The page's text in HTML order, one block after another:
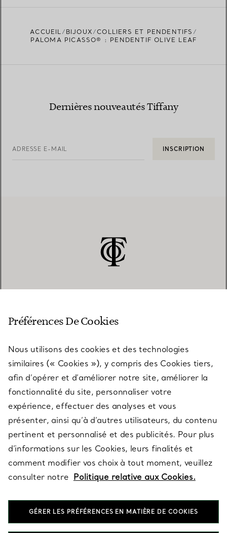
ACCUEIL BIJOUX
COLLIERS ET PENDENTIFS
PALOMA PICASSO® : PENDENTIF OLIVE LEAF
Dernières nouveautés Tiffany
ADRESSE E-MAIL INSCRIPTION
SERVICES
À PROPOS
QUESTIONS LÉGALES
SUIVEZ-NOUS
Préférences De Cookies
Nous utilisons des cookies et des technologies
similaires (« Cookies »), y compris des Cookies tiers,
afin d’opérer et d’améliorer notre site, améliorer la
fonctionnalité du site, personnaliser votre
expérience, effectuer des analyses et vous
présenter, ainsi qu’à d’autres utilisateurs, du contenu
pertinent et personnalisé et des publicités. Pour plus
d’informations sur les Cookies, leurs finalités et
comment modifier vos choix à tout moment, veuillez
consulter notre Politique relative aux Cookies.
GÉRER LES PRÉFÉRENCES EN MATIÈRE DE COOKIES